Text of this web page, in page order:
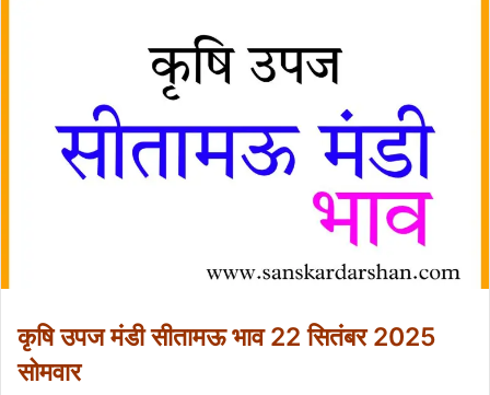
कृषि उपज मंडी सीतामऊ भाव 22 सितंबर 2025
सोमवार